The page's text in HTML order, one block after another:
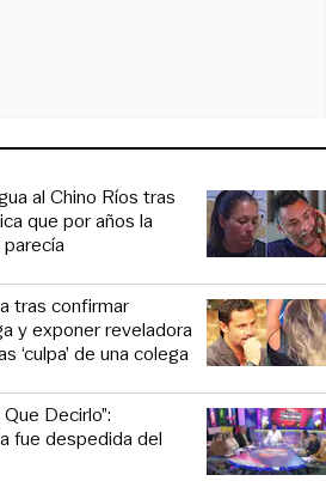
al Chino Ríos tras
que por años la
tras confirmar
y exponer reveladora
‘culpa’ de una colega
Decirlo”:
fue despedida del